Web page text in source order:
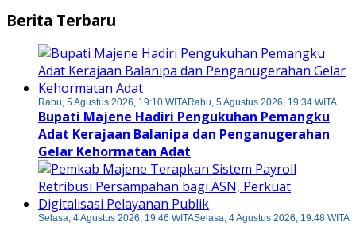
Berita Terbaru
Rabu, 5 Agustus 2026, 19:10 WITARabu, 5 Agustus 2026, 19:34 WITA
Bupati Majene Hadiri Pengukuhan Pemangku
Adat Kerajaan Balanipa dan Penganugerahan
Gelar Kehormatan Adat
Selasa, 4 Agustus 2026, 19:46 WITASelasa, 4 Agustus 2026, 19:48 WITA